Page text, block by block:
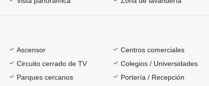
Ascensor
Centros comerciales
Circuito cerrado de TV
Colegios / Universidades
Parques cercanos
Portería / Recepción